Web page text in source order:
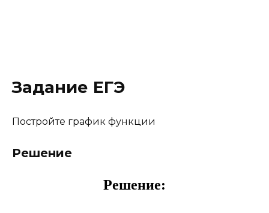
Задание ЕГЭ
Постройте график функции
Решение
Решение: